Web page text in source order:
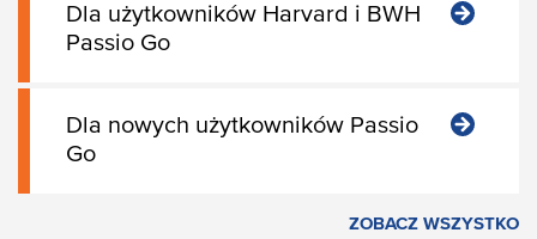
Dla użytkowników Harvard i BWH
Passio Go
Dla nowych użytkowników Passio
Go
ZOBACZ WSZYSTKO